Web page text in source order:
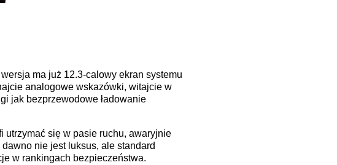
ma już 12.3-calowy ekran systemu
analogowe wskazówki, witajcie w
jak bezprzewodowe ładowanie
utrzymać się w pasie ruchu, awaryjnie
nie jest luksus, ale standard
w rankingach bezpieczeństwa.